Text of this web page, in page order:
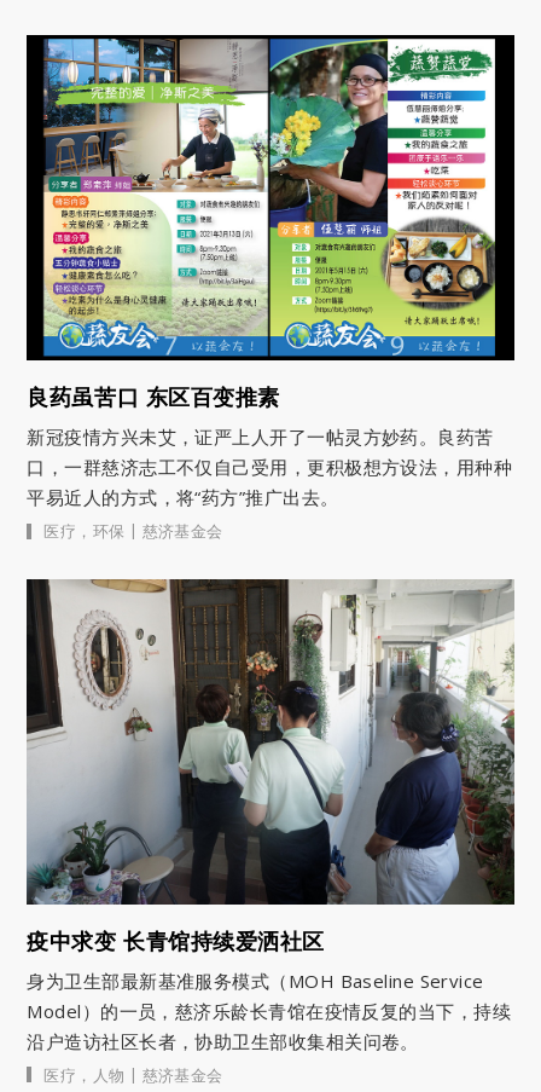
良药虽苦口 东区百变推素
新冠疫情方兴未艾，证严上人开了一帖灵方妙药。良药苦
口，一群慈济志工不仅自己受用，更积极想方设法，用种种
平易近人的方式，将“药方”推广出去。
医疗 ， 环保 | 慈济基金会
疫中求变 长青馆持续爱洒社区
身为卫生部最新基准服务模式（MOH Baseline Service
Model）的一员，慈济乐龄长青馆在疫情反复的当下，持续
沿户造访社区长者，协助卫生部收集相关问卷。
医疗 ， 人物 | 慈济基金会